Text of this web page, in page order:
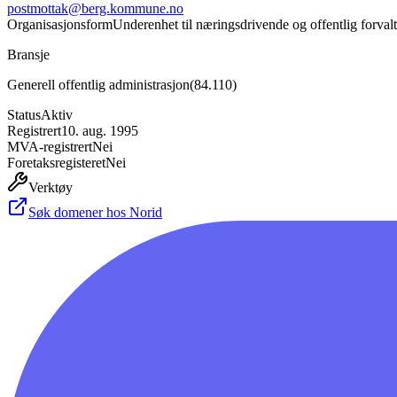
postmottak@berg.kommune.no
OrganisasjonsformUnderenhet til næringsdrivende og offentlig
Bransje
Generell offentlig administrasjon(84.110)
StatusAktiv
Registrert10. aug. 1995
MVA-registrertNei
ForetaksregisteretNei
Verktøy
Søk domener hos Norid